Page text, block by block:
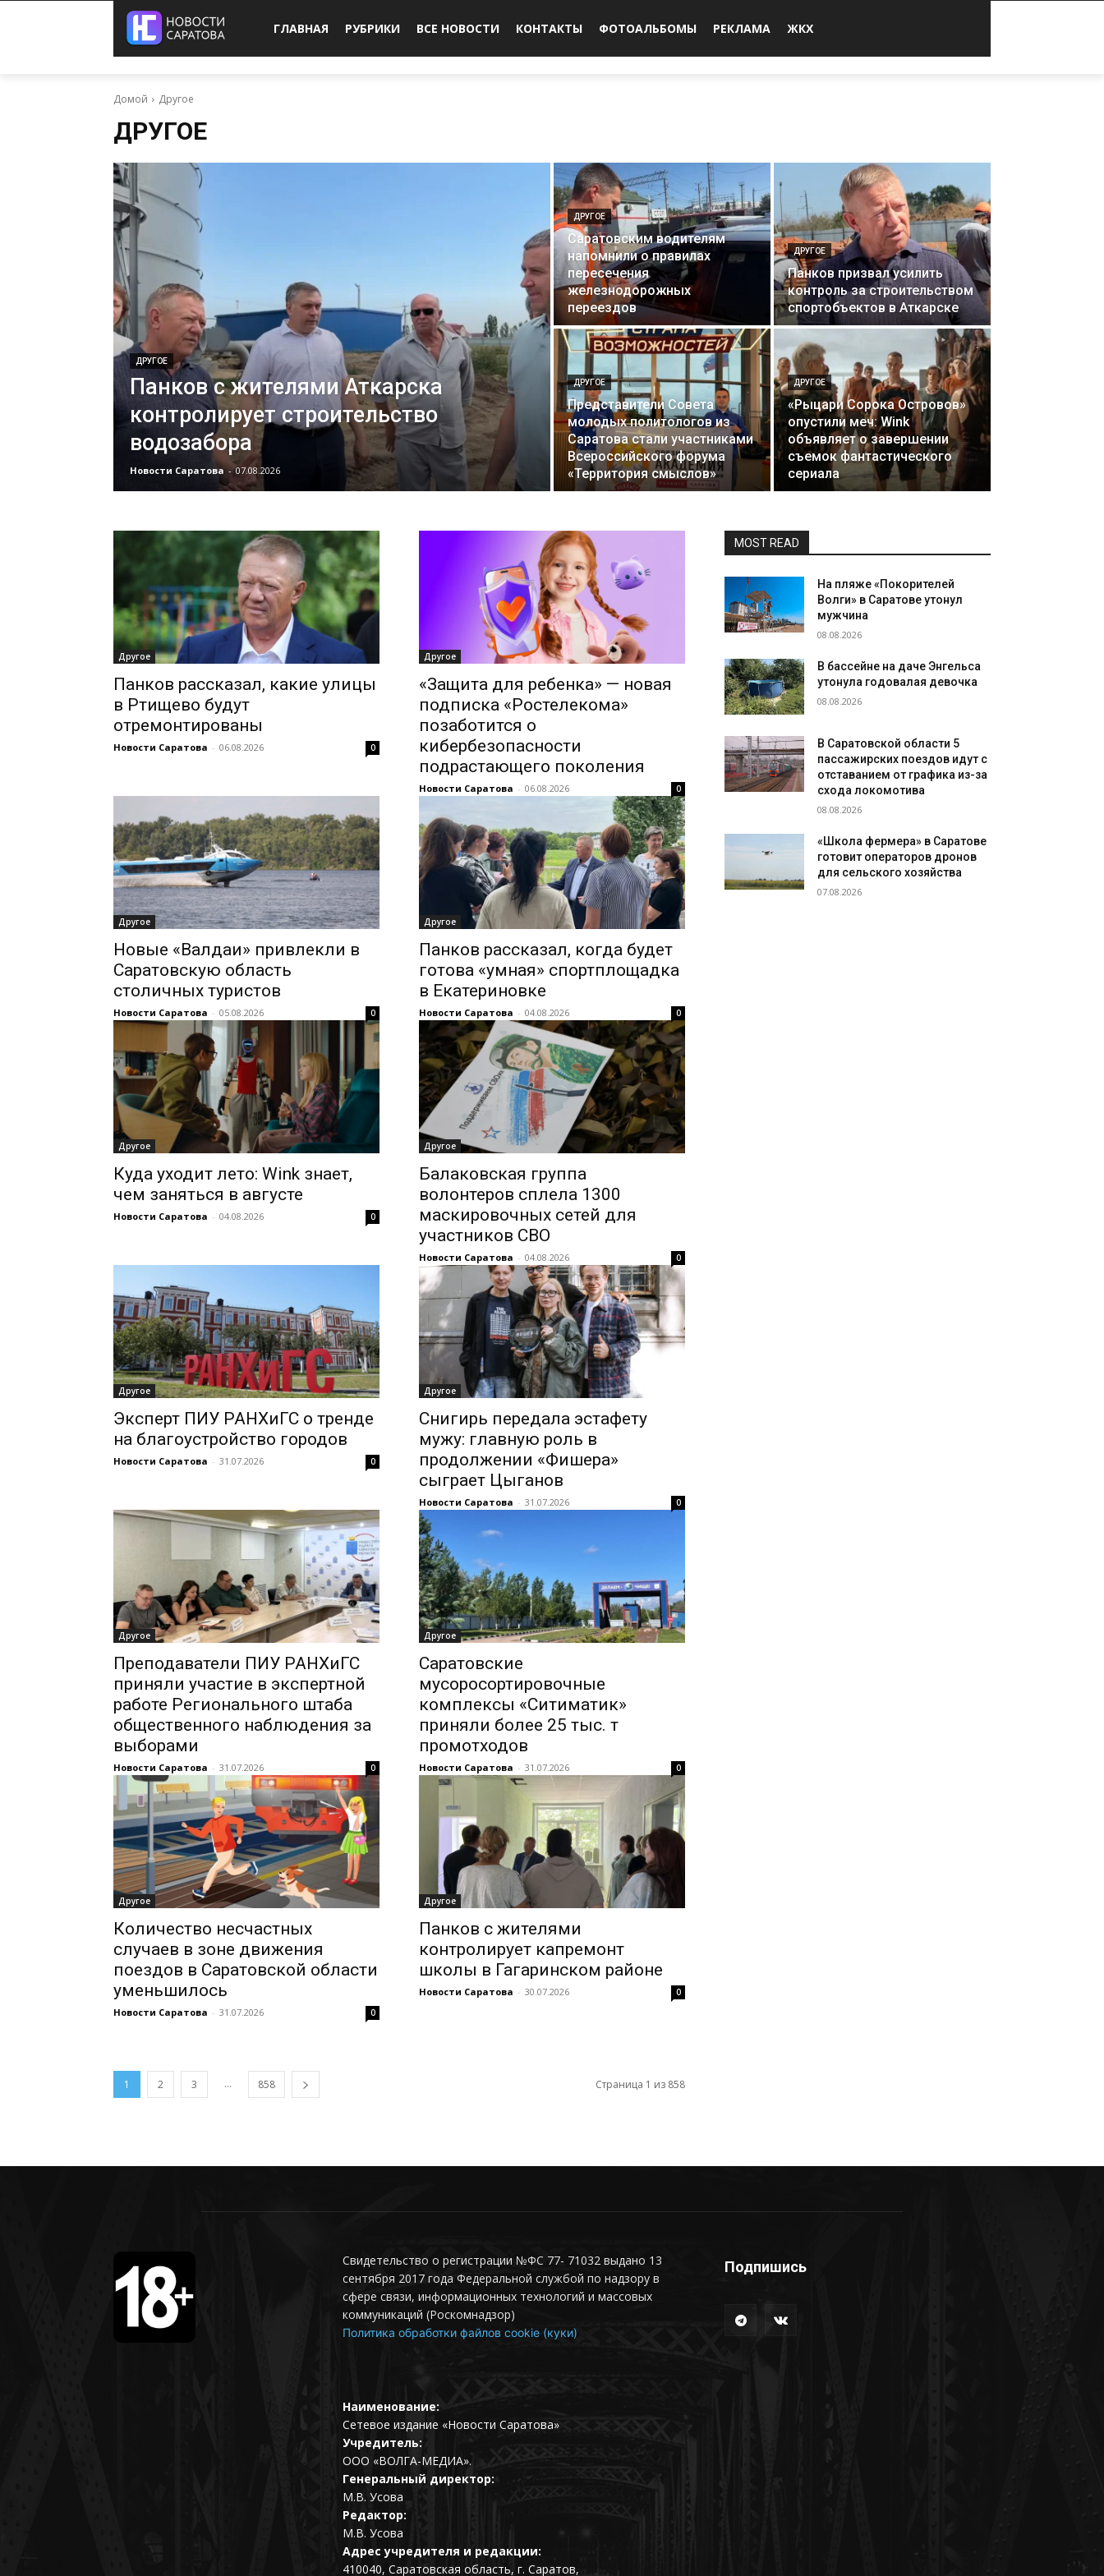
ГЛАВНАЯ РУБРИКИ ВСЕ НОВОСТИ КОНТАКТЫ ФОТОАЛЬБОМЫ РЕКЛАМА ЖКХ
Домой Другое
ДРУГОЕ
ДРУГОЕ
Панков с жителями Аткарска
контролирует строительство
водозабора
Новости Саратова - 07.08.2026
ДРУГОЕ
Саратовским водителям
напомнили о правилах
пересечения
железнодорожных
переездов
ДРУГОЕ
Панков призвал усилить
контроль за строительством
спортобъектов в Аткарске
ДРУГОЕ
Представители Совета
молодых политологов из
Саратова стали участниками
Всероссийского форума
«Территория смыслов»
ДРУГОЕ
«Рыцари Сорока Островов»
опустили меч: Wink
объявляет о завершении
съемок фантастического
сериала
Другое
Панков рассказал, какие улицы
в Ртищево будут
отремонтированы
Новости Саратова - 06.08.2026 0
Другое
«Защита для ребенка» — новая
подписка «Ростелекома»
позаботится о
кибербезопасности
подрастающего поколения
Новости Саратова - 06.08.2026 0
Другое
Новые «Валдаи» привлекли в
Саратовскую область
столичных туристов
Новости Саратова - 05.08.2026 0
Другое
Панков рассказал, когда будет
готова «умная» спортплощадка
в Екатериновке
Новости Саратова - 04.08.2026 0
Другое
Куда уходит лето: Wink знает,
чем заняться в августе
Новости Саратова - 04.08.2026 0
Другое
Балаковская группа
волонтеров сплела 1300
маскировочных сетей для
участников СВО
Новости Саратова - 04.08.2026 0
Другое
Эксперт ПИУ РАНХиГС о тренде
на благоустройство городов
Новости Саратова - 31.07.2026 0
Другое
Снигирь передала эстафету
мужу: главную роль в
продолжении «Фишера»
сыграет Цыганов
Новости Саратова - 31.07.2026 0
Другое
Преподаватели ПИУ РАНХиГС
приняли участие в экспертной
работе Регионального штаба
общественного наблюдения за
выборами
Новости Саратова - 31.07.2026 0
Другое
Саратовские
мусоросортировочные
комплексы «Ситиматик»
приняли более 25 тыс. т
промотходов
Новости Саратова - 31.07.2026 0
Другое
Количество несчастных
случаев в зоне движения
поездов в Саратовской области
уменьшилось
Новости Саратова - 31.07.2026 0
Другое
Панков с жителями
контролирует капремонт
школы в Гагаринском районе
Новости Саратова - 30.07.2026 0
1 2 3 ... 858 Страница 1 из 858
MOST READ
На пляже «Покорителей
Волги» в Саратове утонул
мужчина
08.08.2026
В бассейне на даче Энгельса
утонула годовалая девочка
08.08.2026
В Саратовской области 5
пассажирских поездов идут с
отставанием от графика из-за
схода локомотива
08.08.2026
«Школа фермера» в Саратове
готовит операторов дронов
для сельского хозяйства
07.08.2026
Свидетельство о регистрации №ФС 77- 71032 выдано 13
сентября 2017 года Федеральной службой по надзору в
сфере связи, информационных технологий и массовых
коммуникаций (Роскомнадзор)
Политика обработки файлов cookie (куки)
Наименование:
Сетевое издание «Новости Саратова»
Учредитель:
ООО «ВОЛГА-МЕДИА».
Генеральный директор:
М.В. Усова
Редактор:
М.В. Усова
Адрес учредителя и редакции:
410040, Саратовская область, г. Саратов,
Подпишись